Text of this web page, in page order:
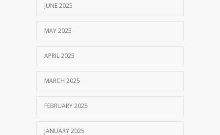
JUNE 2025
MAY 2025
APRIL 2025
MARCH 2025
FEBRUARY 2025
JANUARY 2025